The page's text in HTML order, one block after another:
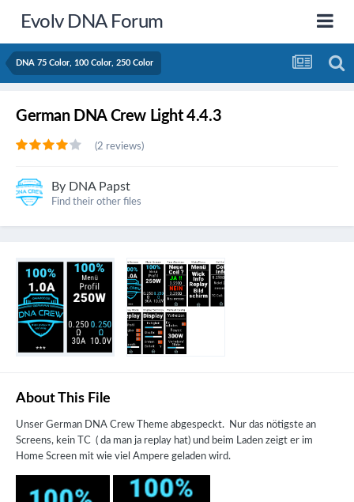
Evolv DNA Forum
DNA 75 Color, 100 Color, 250 Color
German DNA Crew Light 4.4.3
(2 reviews)
By DNA Papst
Find their other files
About This File
Unser German DNA Crew Theme abgespeckt. Nur das nötigste an
Screens, kein TC ( da man ja replay hat) und beim Laden zeigt er im
Home Screen mit wie viel Ampere geladen wird.